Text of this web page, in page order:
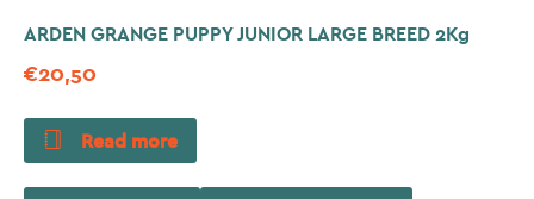
ARDEN GRANGE PUPPY JUNIOR LARGE BREED 2Kg
€20,50
Read more